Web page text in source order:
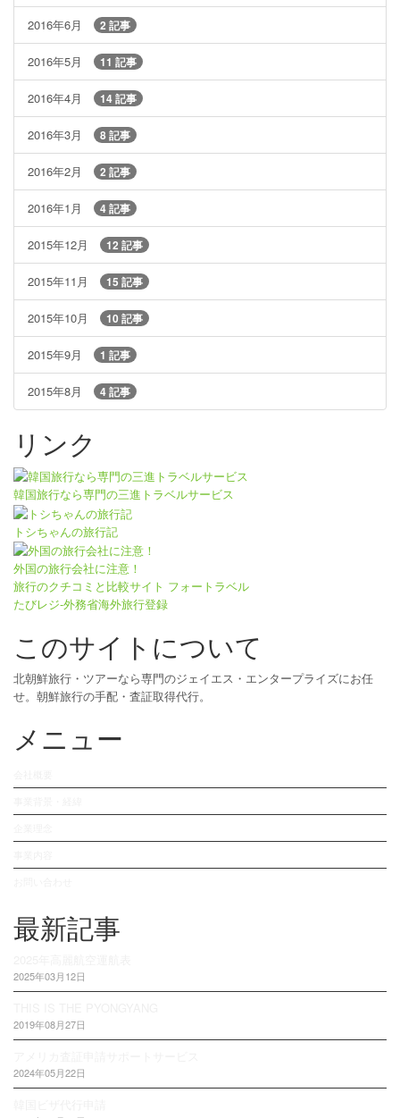
2016年6月 2 記事
2016年5月 11 記事
2016年4月 14 記事
2016年3月 8 記事
2016年2月 2 記事
2016年1月 4 記事
2015年12月 12 記事
2015年11月 15 記事
2015年10月 10 記事
2015年9月 1 記事
2015年8月 4 記事
リンク
韓国旅行なら専門の三進トラベルサービス
トシちゃんの旅行記
外国の旅行会社に注意！
旅行のクチコミと比較サイト フォートラベル
たびレジ-外務省海外旅行登録
このサイトについて
北朝鮮旅行・ツアーなら専門のジェイエス・エンタープライズにお任
せ。朝鮮旅行の手配・査証取得代行。
メニュー
最新記事
2025年03月12日
2019年08月27日
2024年05月22日